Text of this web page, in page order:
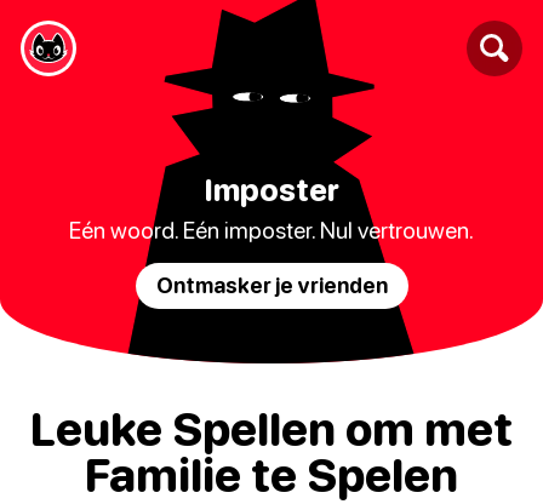
Imposter
Eén woord. Eén imposter. Nul vertrouwen.
Ontmasker je vrienden
Leuke Spellen om met
Familie te Spelen